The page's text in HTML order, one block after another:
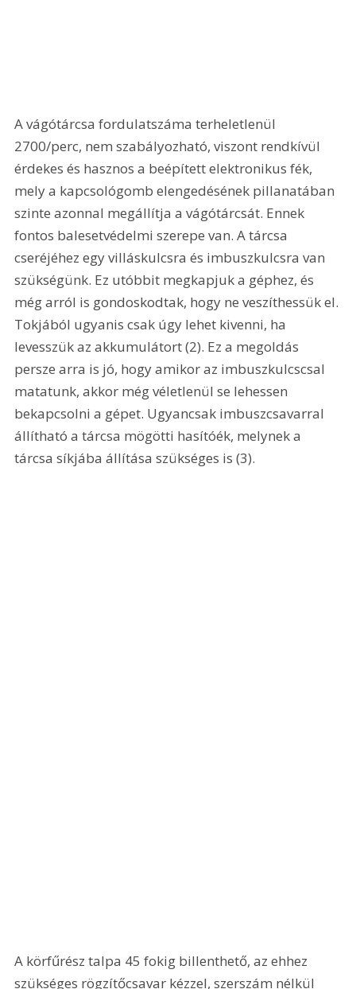
A vágótárcsa fordulatszáma terheletlenül
2700/perc, nem szabályozható, viszont rendkívül
érdekes és hasznos a beépített elektronikus fék,
mely a kapcsológomb elengedésének pillanatában
szinte azonnal megállítja a vágótárcsát. Ennek
fontos balesetvédelmi szerepe van. A tárcsa
cseréjéhez egy villáskulcsra és imbuszkulcsra van
szükségünk. Ez utóbbit megkapjuk a géphez, és
még arról is gondoskodtak, hogy ne veszíthessük el.
Tokjából ugyanis csak úgy lehet kivenni, ha
levesszük az akkumulátort (2). Ez a megoldás
persze arra is jó, hogy amikor az imbuszkulcscsal
matatunk, akkor még véletlenül se lehessen
bekapcsolni a gépet. Ugyancsak imbuszcsavarral
állítható a tárcsa mögötti hasítóék, melynek a
tárcsa síkjába állítása szükséges is (3).
A körfűrész talpa 45 fokig billenthető, az ehhez
szükséges rögzítőcsavar kézzel, szerszám nélkül